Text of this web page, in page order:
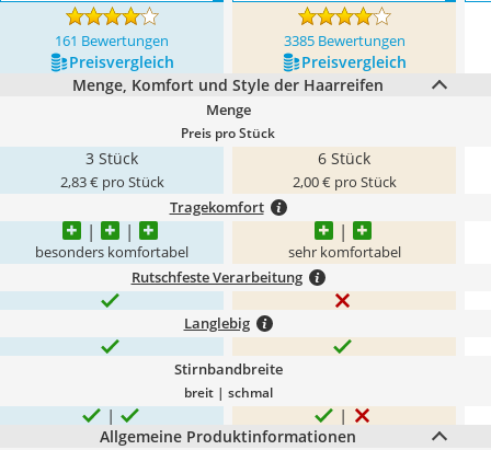
161 Bewertungen 3385 Bewertungen
Preis­vergleich
Preis­vergleich
Menge, Komfort und Style der Haarreifen
Menge
Preis pro Stück
3 Stück
2,83 € pro Stück
6 Stück
2,00 € pro Stück
Tragekomfort
besonders komfortabel sehr komfortabel
Rutschfeste Verarbeitung
Langlebig
Stirnbandbreite
breit | schmal
Allgemeine Produktinformationen